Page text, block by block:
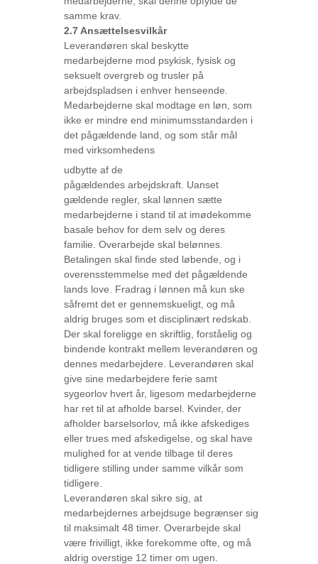
samme krav.
2.7 Ansættelsesvilkår
Leverandøren skal beskytte
medarbejderne mod psykisk, fysisk og
seksuelt overgreb og trusler på
arbejdspladsen i enhver henseende.
Medarbejderne skal modtage en løn, som
ikke er mindre end minimumsstandarden i
det pågældende land, og som står mål
med virksomhedens
udbytte af de
pågældendes arbejdskraft. Uanset
gældende regler, skal lønnen sætte
medarbejderne i stand til at imødekomme
basale behov for dem selv og deres
familie. Overarbejde skal belønnes.
Betalingen skal finde sted løbende, og i
overensstemmelse med det pågældende
lands love. Fradrag i lønnen må kun ske
såfremt det er gennemskueligt, og må
aldrig bruges som et disciplinært redskab.
Der skal foreligge en skriftlig, forståelig og
bindende kontrakt mellem leverandøren og
dennes medarbejdere. Leverandøren skal
give sine medarbejdere ferie samt
sygeorlov hvert år, ligesom medarbejderne
har ret til at afholde barsel. Kvinder, der
afholder barselsorlov, må ikke afskediges
eller trues med afskedigelse, og skal have
mulighed for at vende tilbage til deres
tidligere stilling under samme vilkår som
tidligere.
Leverandøren skal sikre sig, at
medarbejdernes arbejdsuge begrænser sig
til maksimalt 48 timer. Overarbejde skal
være frivilligt, ikke forekomme ofte, og må
aldrig overstige 12 timer om ugen.